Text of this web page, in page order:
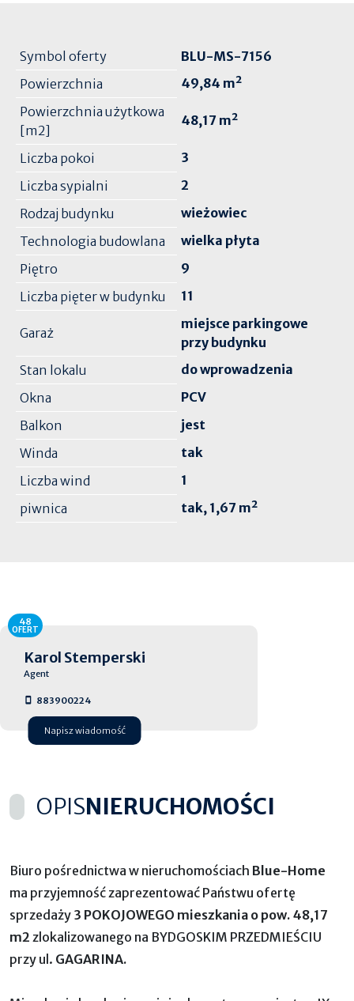
Symbol oferty
BLU-MS-7156
Powierzchnia
49,84 m²
Powierzchnia użytkowa
[m2]
48,17 m²
Liczba pokoi
3
Liczba sypialni
2
Rodzaj budynku
wieżowiec
Technologia budowlana
wielka płyta
Piętro
9
Liczba pięter w budynku
11
Garaż
miejsce parkingowe
przy budynku
Stan lokalu
do wprowadzenia
Okna
PCV
Balkon
jest
Winda
tak
Liczba wind
1
piwnica
tak, 1,67 m²
Karol Stemperski
Agent
883900224
Napisz wiadomość
48
OFERT
OPISNIERUCHOMOŚCI
Biuro pośrednictwa w nieruchomościach Blue-Home
ma przyjemność zaprezentować Państwu ofertę
sprzedaży 3 POKOJOWEGO mieszkania o pow. 48,17
m2 zlokalizowanego na BYDGOSKIM PRZEDMIEŚCIU
przy ul. GAGARINA.